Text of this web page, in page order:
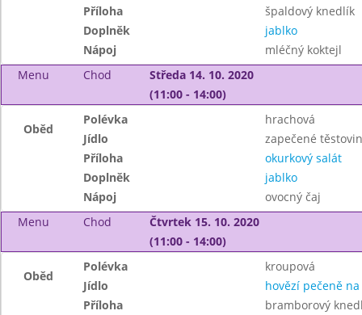
Příloha
špaldový knedlík
Doplněk
jablko
Nápoj
mléčný koktejl
Menu
Chod
Středa 14. 10. 2020
(11:00 - 14:00)
Oběd
Polévka
hrachová
Jídlo
zapečené
Příloha
okurkový salát
Doplněk
jablko
Nápoj
ovocný čaj
Menu
Chod
Čtvrtek 15. 10. 2020
(11:00 - 14:00)
Oběd
Polévka
kroupová
Jídlo
hovězí pečeně
Příloha
bramborový